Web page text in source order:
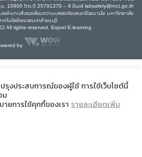
ม. 10900 โทร 0 25791370 – 9 อีเมล์ labsafety@nrct.go.th
ลังงานสิ่งแวดล้อมความปลอดภัยและอาชีวอนามัย มหาวิทยาลัย
ทคโนโลยีพระจอมเกล้าธนบุรี
All rights reserved, Esprel E-learning
by
รุงประสบการณ์ของผู้ใช้ การใช้เว็บไซต์นี้
ม
ายการใช้คุกกี้ของเรา รายละเอียดเพิ่ม